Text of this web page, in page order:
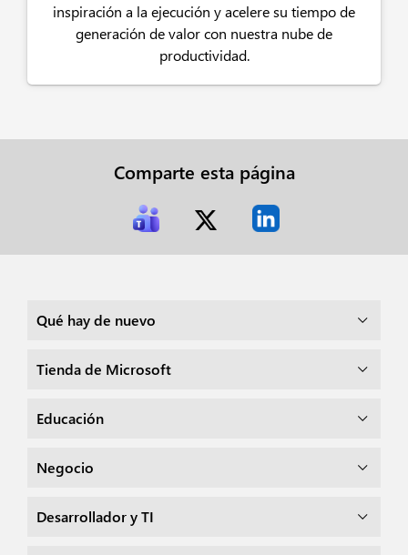
inspiración a la ejecución y acelere su tiempo de
generación de valor con nuestra nube de
productividad.
Comparte esta página
Qué hay de nuevo
Tienda de Microsoft
Educación
Negocio
Desarrollador y TI